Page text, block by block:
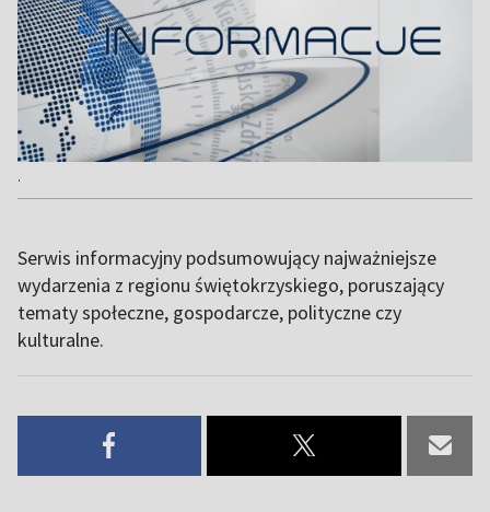
.
Serwis informacyjny podsumowujący najważniejsze
wydarzenia z regionu świętokrzyskiego, poruszający
tematy społeczne, gospodarcze, polityczne czy
kulturalne.